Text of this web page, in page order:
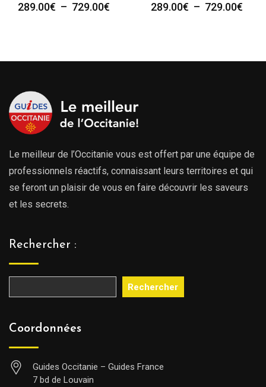
289.00€ – 729.00€
à
289.00€ – 729.00€
à
Le meilleur de l’Occitanie vous est offert par une équipe de
professionnels réactifs, connaissant leurs territoires et qui
se feront un plaisir de vous en faire découvrir les saveurs
et les secrets.
Rechercher :
Rechercher
Coordonnées
Guides Occitanie – Guides France
7 bd de Louvain